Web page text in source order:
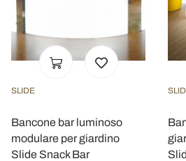
SLIDE
Bancone bar luminoso
modulare per giardino
Slide Snack Bar